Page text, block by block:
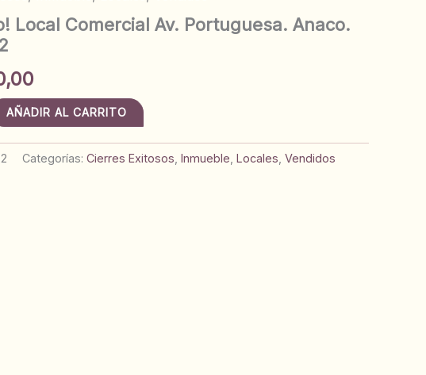
Local Comercial Av. Portuguesa. Anaco.
AÑADIR AL CARRITO
Categorías: Cierres Exitosos Inmueble Locales Vendidos